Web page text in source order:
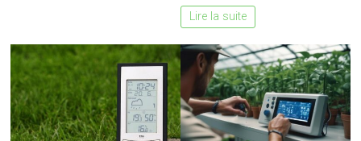
Lire la suite